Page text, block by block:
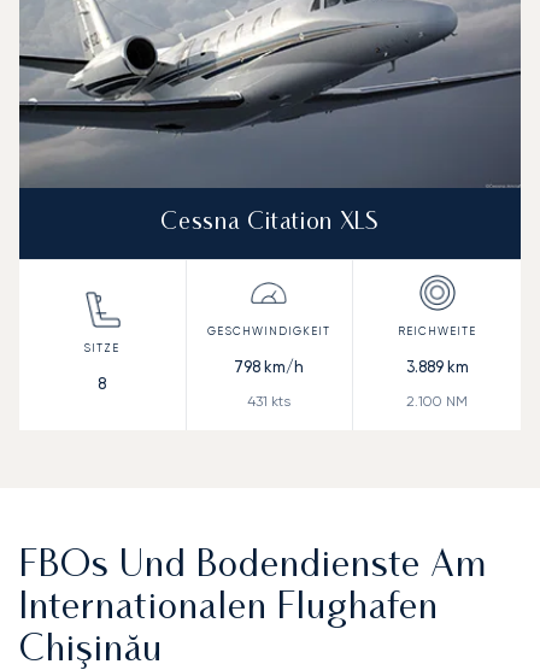
Cessna Citation XLS
8
798 km/h
431 kts
3.889km
2.100 NM
FBOs Und Bodendienste Am
Internationalen Flughafen
Chişinău